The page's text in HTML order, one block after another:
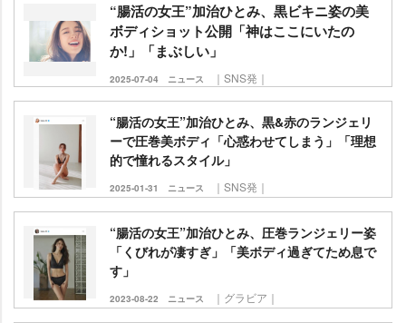
“腸活の女王”加治ひとみ、黒ビキニ姿の美
ボディショット公開「神はここにいたの
か!」「まぶしい」
2025-07-04 ニュース ｜SNS発｜
“腸活の女王”加治ひとみ、黒&赤のランジェリ
ーで圧巻美ボディ「心惑わせてしまう」「理想
的で憧れるスタイル」
2025-01-31 ニュース ｜SNS発｜
“腸活の女王”加治ひとみ、圧巻ランジェリー姿
「くびれが凄すぎ」「美ボディ過ぎてため息で
す」
2023-08-22 ニュース ｜グラビア｜